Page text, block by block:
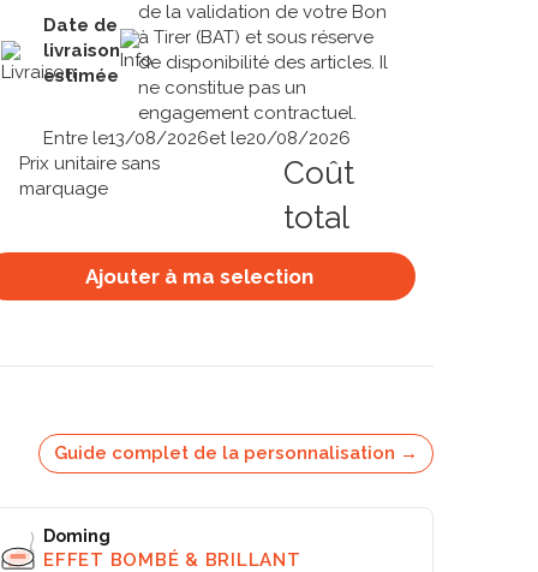
Date de
livraison
estimée
de la validation de votre Bon
à Tirer (BAT) et sous réserve
de disponibilité des articles. Il
ne constitue pas un
engagement contractuel.
Entre le13/08/2026et le20/08/2026
Prix unitaire sans
marquage
Coût
total
Ajouter à ma selection
Guide complet de la personnalisation →
Doming
EFFET BOMBÉ & BRILLANT